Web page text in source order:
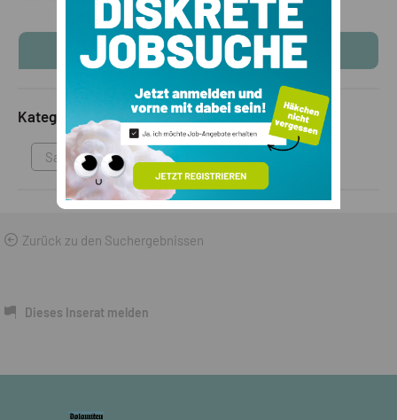
KONTAKTINFOS ANZEIGEN
Kategorie
Sammlungen & Antikes
Zurück zu den Suchergebnissen
Dieses Inserat melden